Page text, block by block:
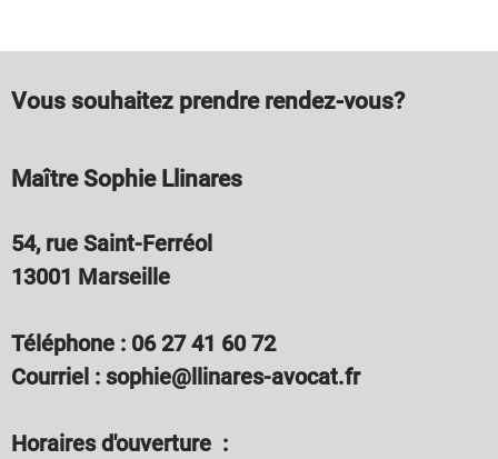
Vous souhaitez prendre rendez-vous?
Maître Sophie Llinares
54, rue Saint-Ferréol
13001 Marseille
Téléphone : 06 27 41 60 72
Courriel : sophie@llinares-avocat.fr
Horaires d'ouverture :